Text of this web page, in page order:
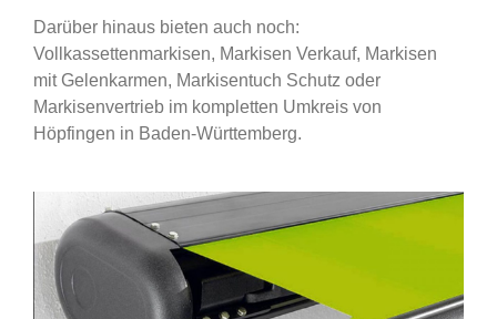
Darüber hinaus bieten auch noch:
Vollkassettenmarkisen, Markisen Verkauf, Markisen
mit Gelenkarmen, Markisentuch Schutz oder
Markisenvertrieb im kompletten Umkreis von
Höpfingen in Baden-Württemberg.